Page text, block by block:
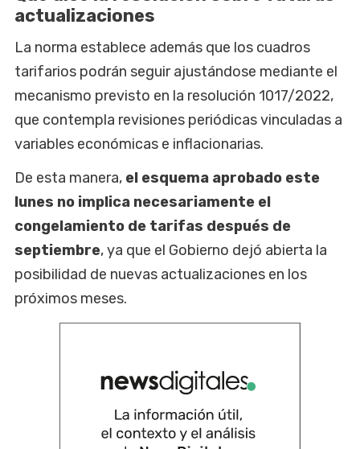
actualizaciones
La norma establece además que los cuadros
tarifarios podrán seguir ajustándose mediante el
mecanismo previsto en la resolución 1017/2022,
que contempla revisiones periódicas vinculadas a
variables económicas e inflacionarias.
De esta manera, el esquema aprobado este
lunes no implica necesariamente el
congelamiento de tarifas después de
septiembre, ya que el Gobierno dejó abierta la
posibilidad de nuevas actualizaciones en los
próximos meses.